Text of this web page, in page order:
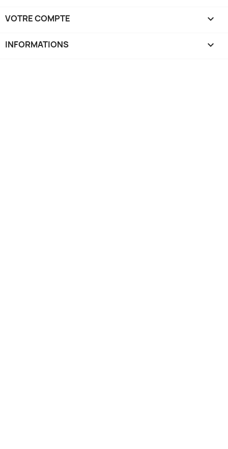
VOTRE COMPTE 
INFORMATIONS keyboard_arrow_down